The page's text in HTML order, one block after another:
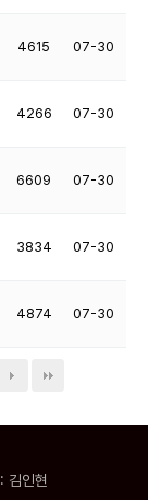
4615 07-30
4266 07-30
6609 07-30
3834 07-30
4874 07-30
김인현